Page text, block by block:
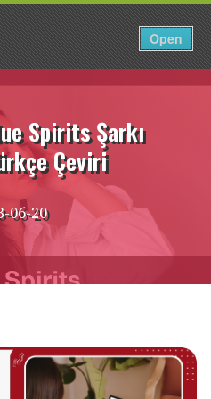
Open
Giriş Yap TR
Spirits Şarkı
Çeviri
06-20